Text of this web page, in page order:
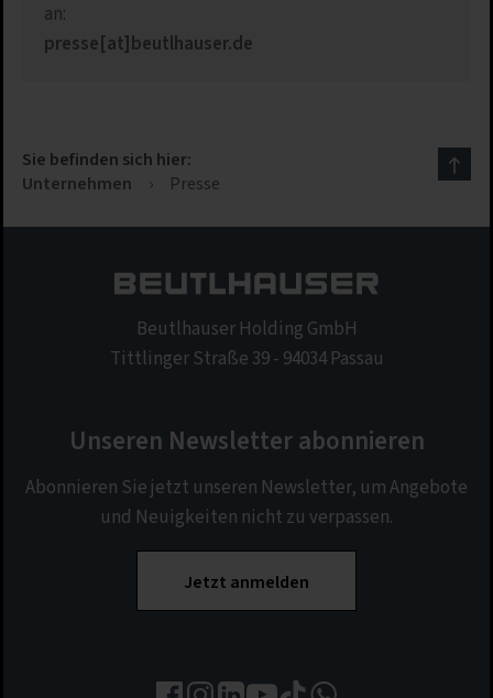
an:
presse[at]beutlhauser.de
Sie befinden sich hier:
Unternehmen
› Presse
Beutlhauser Holding GmbH
Tittlinger Straße 39 - 94034 Passau
Unseren Newsletter abonnieren
Abonnieren Sie jetzt unseren Newsletter, um Angebote
und Neuigkeiten nicht zu verpassen.
Jetzt anmelden